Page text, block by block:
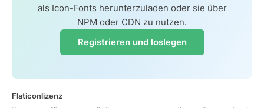
als Icon-Fonts herunterzuladen oder sie über
NPM oder CDN zu nutzen.
Registrieren und loslegen
Flaticonlizenz